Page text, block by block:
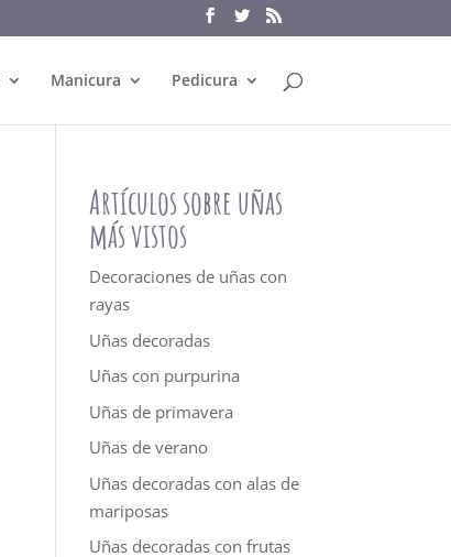
Manicura Pedicura
Artículos sobre uñas
más vistos
Decoraciones de uñas con
rayas
Uñas decoradas
Uñas con purpurina
Uñas de primavera
Uñas de verano
Uñas decoradas con alas de
mariposas
Uñas decoradas con frutas